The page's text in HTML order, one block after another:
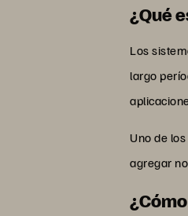
¿Qué
Los
largo
Uno de
agregar